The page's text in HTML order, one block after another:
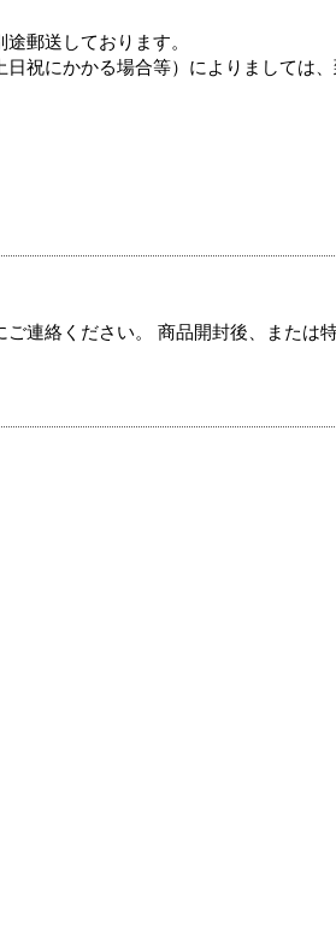
郵送しております。
祝にかかる場合等）によりましては
連絡ください。 商品開封後、または